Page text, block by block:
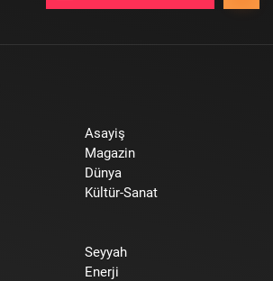
Asayiş
Magazin
Dünya
Kültür-Sanat
Seyyah
Enerji